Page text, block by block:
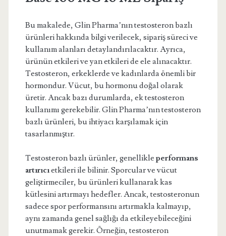
Bu makalede, Glin Pharma’nın testosteron bazlı
ürünleri hakkında bilgi verilecek, sipariş süreci ve
kullanım alanları detaylandırılacaktır. Ayrıca,
ürünün etkileri ve yan etkileri de ele alınacaktır.
Testosteron, erkeklerde ve kadınlarda önemli bir
hormondur. Vücut, bu hormonu doğal olarak
üretir. Ancak bazı durumlarda, ek testosteron
kullanımı gerekebilir. Glin Pharma’nın testosteron
bazlı ürünleri, bu ihtiyacı karşılamak için
tasarlanmıştır.
Testosteron bazlı ürünler, genellikle performans
artırıcıetkileri ile bilinir. Sporcular ve vücut
geliştirmeciler, bu ürünleri kullanarak kas
kütlesini artırmayı hedefler. Ancak, testosteronun
sadece spor performansını artırmakla kalmayıp,
aynı zamanda genel sağlığı da etkileyebileceğini
unutmamak gerekir. Örneğin, testosteron